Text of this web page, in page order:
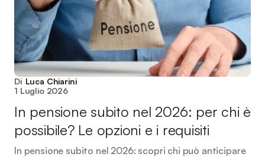
Di Luca Chiarini
1 Luglio 2026
In pensione subito nel 2026: per chi è
possibile? Le opzioni e i requisiti
In pensione subito nel 2026: scopri chi può anticipare